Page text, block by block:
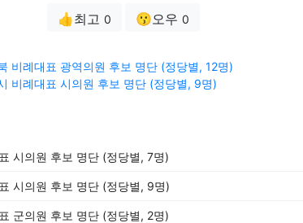
👍최고 0 😗오우 0
비례대표 광역의원 후보 명단 (정당별, 12명)
비례대표 시의원 후보 명단 (정당별, 9명)
시의원 후보 명단 (정당별, 7명)
시의원 후보 명단 (정당별, 9명)
군의원 후보 명단 (정당별, 2명)